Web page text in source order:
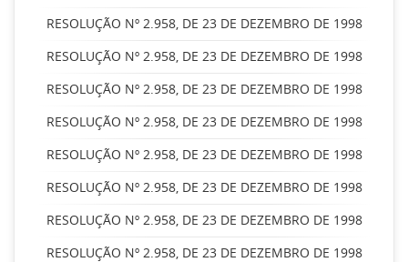
RESOLUÇÃO Nº 2.958, DE 23 DE DEZEMBRO DE 1998
RESOLUÇÃO Nº 2.958, DE 23 DE DEZEMBRO DE 1998
RESOLUÇÃO Nº 2.958, DE 23 DE DEZEMBRO DE 1998
RESOLUÇÃO Nº 2.958, DE 23 DE DEZEMBRO DE 1998
RESOLUÇÃO Nº 2.958, DE 23 DE DEZEMBRO DE 1998
RESOLUÇÃO Nº 2.958, DE 23 DE DEZEMBRO DE 1998
RESOLUÇÃO Nº 2.958, DE 23 DE DEZEMBRO DE 1998
RESOLUÇÃO Nº 2.958, DE 23 DE DEZEMBRO DE 1998